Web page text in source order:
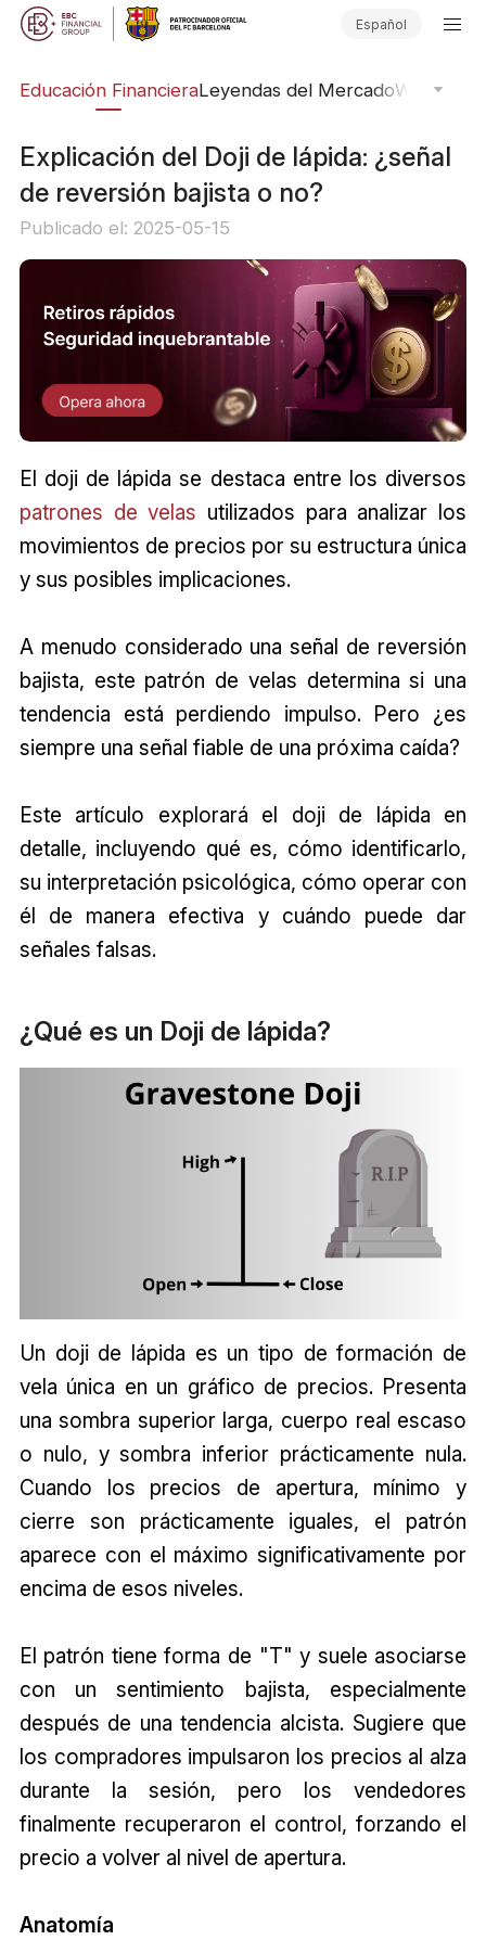
Español
Educación FinancieraLeyendas del MercadoWebinars
Explicación del Doji de lápida: ¿señal
de reversión bajista o no?
Publicado el: 2025-05-15
El doji de lápida se destaca entre los diversos
patrones de velas utilizados para analizar los
movimientos de precios por su estructura única
y sus posibles implicaciones.
A menudo considerado una señal de reversión
bajista, este patrón de velas determina si una
tendencia está perdiendo impulso. Pero ¿es
siempre una señal fiable de una próxima caída?
Este artículo explorará el doji de lápida en
detalle, incluyendo qué es, cómo identificarlo,
su interpretación psicológica, cómo operar con
él de manera efectiva y cuándo puede dar
señales falsas.
¿Qué es un Doji de lápida?
Un doji de lápida es un tipo de formación de
vela única en un gráfico de precios. Presenta
una sombra superior larga, cuerpo real escaso
o nulo, y sombra inferior prácticamente nula.
Cuando los precios de apertura, mínimo y
cierre son prácticamente iguales, el patrón
aparece con el máximo significativamente por
encima de esos niveles.
El patrón tiene forma de "T" y suele asociarse
con un sentimiento bajista, especialmente
después de una tendencia alcista. Sugiere que
los compradores impulsaron los precios al alza
durante la sesión, pero los vendedores
finalmente recuperaron el control, forzando el
precio a volver al nivel de apertura.
Anatomía